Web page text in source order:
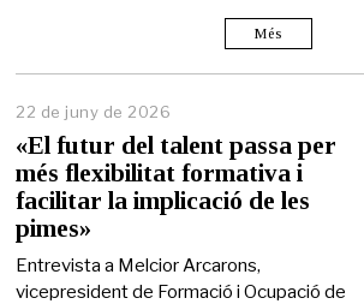
Més
22 de juny de 2026
d
e
j
y
d
«El futur del talent passa per
més flexibilitat formativa i
facilitar la implicació de les
pimes»
Entrevista a Melcior Arcarons,
vicepresident de Formació i Ocupació de